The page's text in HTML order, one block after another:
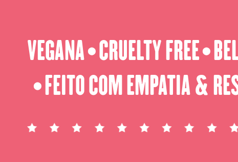
VEGANA ⬤ CRUELTY FREE ⬤
⬤ FEITO COM EMPATIA &